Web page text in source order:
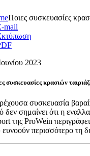
Ποιες συσκευασίες
2023
συσκευασίες κρασιών
συσκευασία
δεν σημαίνει ότι η
της ProWein
περισσότερο τη